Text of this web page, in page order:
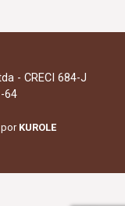
- CRECI 684-J
64
por KUROLE